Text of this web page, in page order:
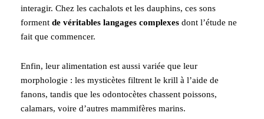
interagir. Chez les cachalots et les dauphins, ces sons
forment de véritables langages complexes dont l’étude ne
fait que commencer.
Enfin, leur alimentation est aussi variée que leur
morphologie : les mysticètes filtrent le krill à l’aide de
fanons, tandis que les odontocètes chassent poissons,
calamars, voire d’autres mammifères marins.